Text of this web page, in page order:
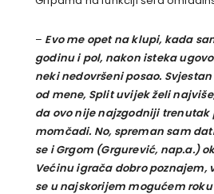
– Evo me opet na klupi, kada
godinu i pol, nakon isteka
neki nedovršeni posao.
od mene, Split uvijek želi
da ovo nije najzgodniji
momčadi. No, spreman sam
se i Grgom (Grgurević, nap.a.)
Većinu igrača dobro poznajem,
se u najskorijem mogućem